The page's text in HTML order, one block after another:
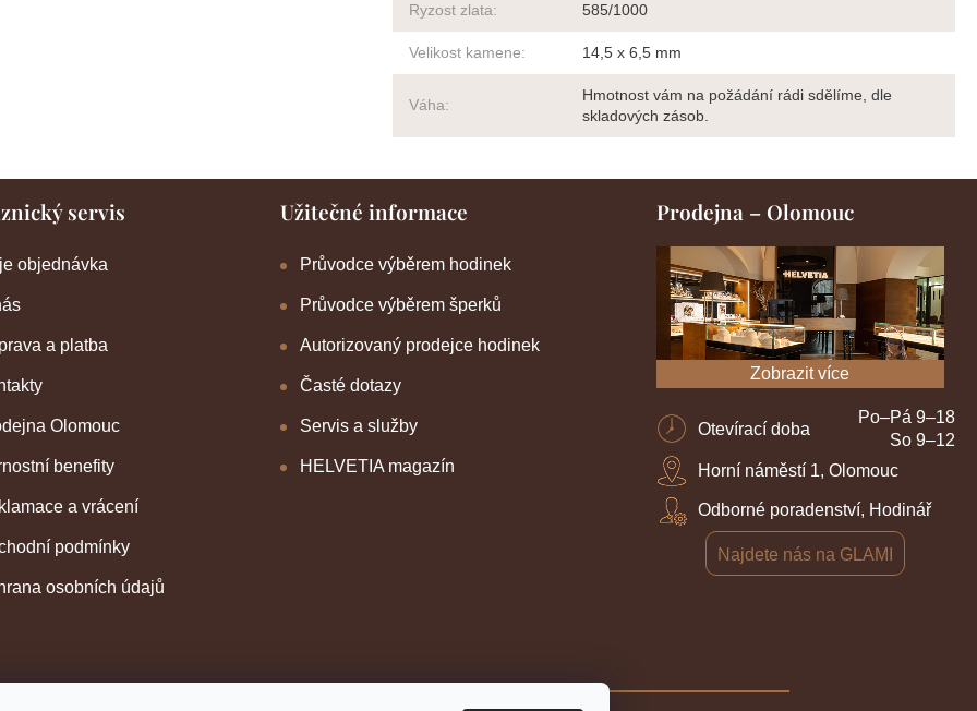
Ryzost zlata: 585/1000
Velikost kamene: 14,5 x 6,5 mm
Váha:
Hmotnost vám na požádání rádi sdělíme, dle
skladových zásob.
servis
objednávka
a platba
Olomouc
benefity
a vrácení
podmínky
osobních údajů
Užitečné informace
Průvodce výběrem hodinek
Průvodce výběrem šperků
Autorizovaný prodejce hodinek
Časté dotazy
Servis a služby
HELVETIA magazín
Prodejna – Olomouc
Zobrazit více
Otevírací doba
Po–Pá 9–18
So 9–12
Horní náměstí 1, Olomouc
Odborné poradenství, Hodinář
Najdete nás na GLAMI